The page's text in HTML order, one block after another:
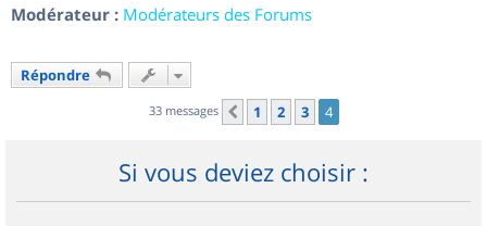
Modérateur : Modérateurs des Forums
Répondre
33 messages Précédent
1 2 3 4
Si vous deviez choisir :